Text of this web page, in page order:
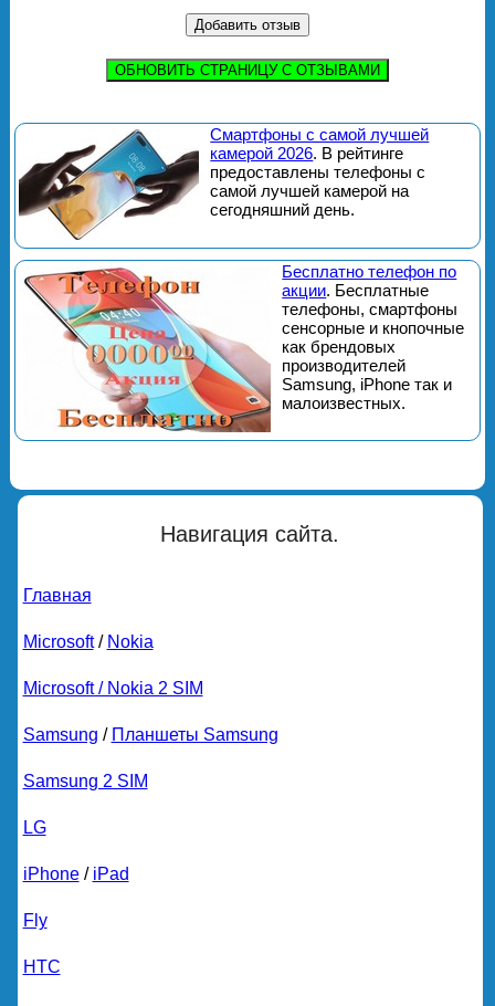
ОБНОВИТЬ СТРАНИЦУ С ОТЗЫВАМИ
Смартфоны с самой лучшей
камерой 2026. В рейтинге
предоставлены телефоны с
самой лучшей камерой на
сегодняшний день.
Бесплатно телефон по
акции. Бесплатные
телефоны, смартфоны
сенсорные и кнопочные
как брендовых
производителей
Samsung, iPhone так и
малоизвестных.
Навигация сайта.
Главная
Microsoft/ Nokia
Microsoft / Nokia 2 SIM
Samsung / Планшеты Samsung
Samsung 2 SIM
LG
iPhone/ iPad
Fly
HTC